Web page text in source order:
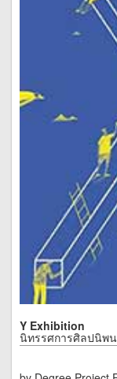
Y Exhibition
นิทรรศการศิลปนิพ